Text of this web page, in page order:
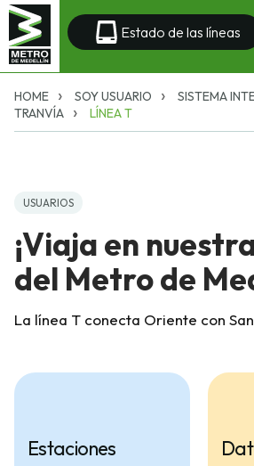
Estado de las líneas
HOME SOY USUARIO
SISTEMA
TRANVÍA
LÍNEA T
USUARIOS
¡Viaja en
del Metro de
La línea T conecta Oriente con
Estaciones